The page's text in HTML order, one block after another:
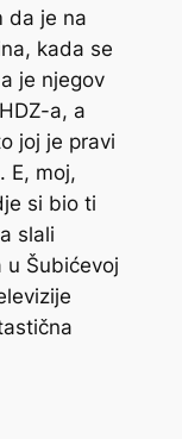
da je na
kada se
je njegov
a, a
joj je pravi
E, moj,
si bio ti
slali
u Šubićevoj